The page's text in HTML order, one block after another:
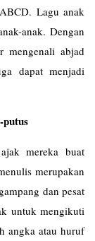
Lagu anak
anak. Dengan
mengenali abjad
dapat menjadi
mereka buat
merupakan
dan pesat
untuk mengikuti
angka atau huruf